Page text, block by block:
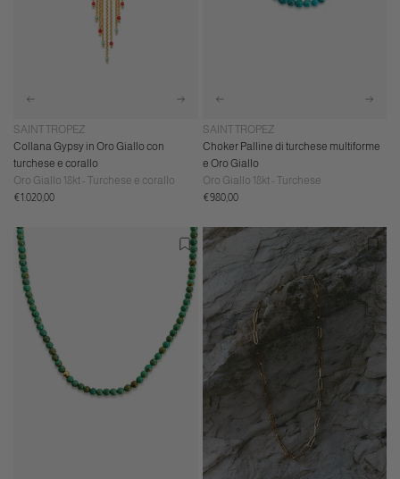
SAINT TROPEZ
Collana Gypsy in Oro Giallo con
turchese e corallo
Oro Giallo 18kt - Turchese e corallo
Prezzo
€1.020,00
SAINT TROPEZ
Choker Palline di turchese multiforme
e Oro Giallo
Oro Giallo 18kt - Turchese
Prezzo
€980,00